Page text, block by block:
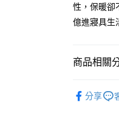
台灣樂
台新國際
台灣樂天
每筆
付款後門市
性，保暖卻
億進寢具生
商品相關
分享